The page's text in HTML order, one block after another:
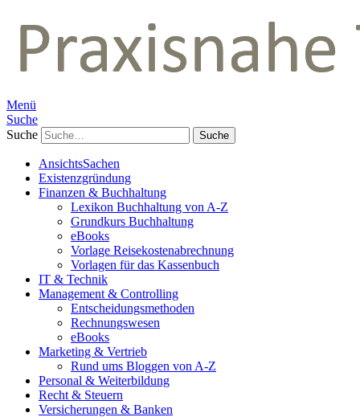
Menü
Suche
Suche
AnsichtsSachen
Existenzgründung
Finanzen & Buchhaltung
Lexikon Buchhaltung von A-Z
Grundkurs Buchhaltung
eBooks
Vorlage Reisekostenabrechnung
Vorlagen für das Kassenbuch
IT & Technik
Management & Controlling
Entscheidungsmethoden
Rechnungswesen
eBooks
Marketing & Vertrieb
Rund ums Bloggen von A-Z
Personal & Weiterbildung
Recht & Steuern
Versicherungen & Banken